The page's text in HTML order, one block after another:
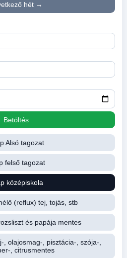
hét →
Betöltés
Alsó tagozat
felső tagozat
középiskola
(reflux) tej, tojás, stb
és papája mentes
, olajosmag-, pisztácia-, szója-,
, citrusmentes